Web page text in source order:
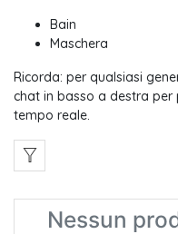
Bain
Maschera
Ricorda: per qualsiasi
chat in basso a destra per
tempo reale.
Nessun